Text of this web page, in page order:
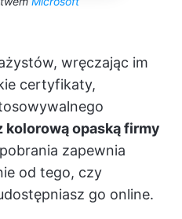
wręczając im
certyfikaty,
opaską firmy
zapewnia
od tego, czy
go online.